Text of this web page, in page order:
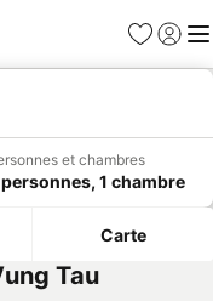
Favoris
Se
et chambres
1 chambre
Carte
Tau